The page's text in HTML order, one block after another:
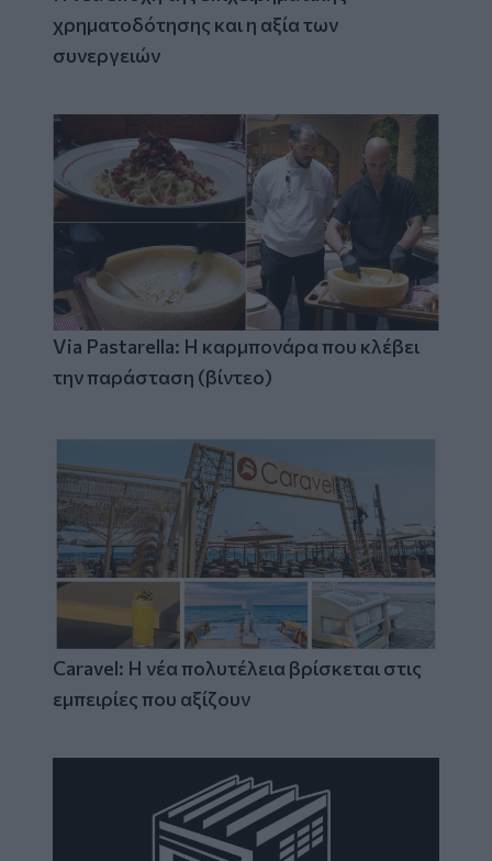
χρηματοδότησης και η αξία των
συνεργειών
Via Pastarella: Η καρμπονάρα που κλέβει
την παράσταση (βίντεο)
Caravel: Η νέα πολυτέλεια βρίσκεται στις
εμπειρίες που αξίζουν